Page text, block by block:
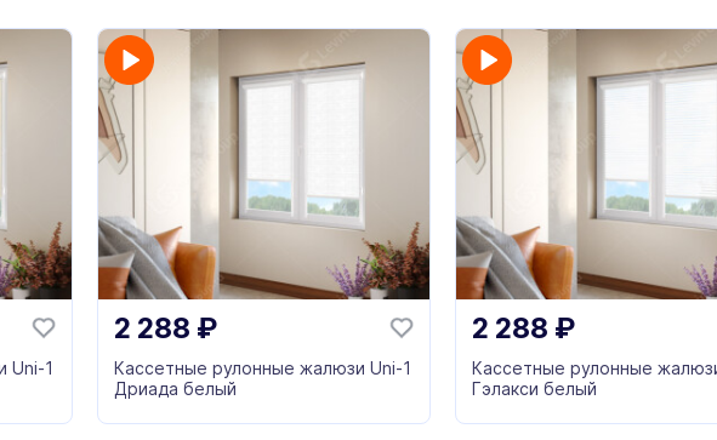
Uni-1
2 288 ₽
Кассетные рулонные жалюзи Uni-1
Дриада белый
2 288 ₽
Кассетные рулонные
Гэлакси белый